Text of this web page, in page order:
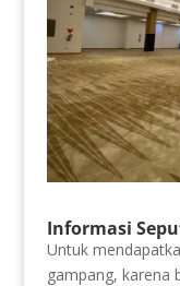
Informasi
Untuk
gampang, karena